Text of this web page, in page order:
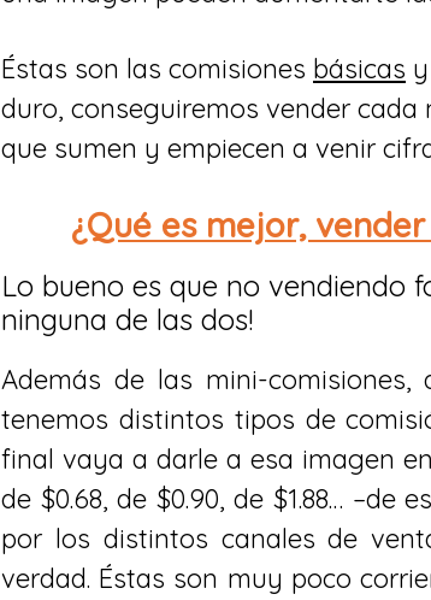
Éstas son las comisiones básicas
duro, conseguiremos vender cada
que sumen y empiecen a venir
¿Qué es mejor,
Lo bueno es que no vendiendo
ninguna de las dos!
Además de las mini-
tenemos distintos tipos de
final vaya a darle a esa imagen
de $0.68, de $0.90, de $1.88…
por los distintos canales de
verdad. Éstas son muy poco